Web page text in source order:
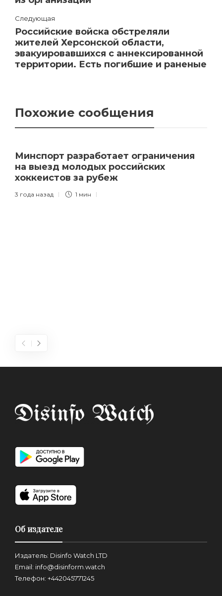
Следующая
Российские войска обстреляли
жителей Херсонской области,
эвакуировавшихся с аннексированной
территории. Есть погибшие и раненые
Похожие сообщения
Минспорт разработает ограничения
на выезд молодых российских
хоккеистов за рубеж
3 года назад 1 мин
Об издателе
Издатель: Disinfo Watch LTD
Email: info@disinform.watch
Телефон: +442045771245